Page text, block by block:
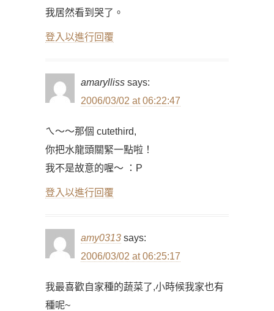
我居然看到哭了。
登入以進行回覆
amarylliss says:
2006/03/02 at 06:22:47
ㄟ～～那個 cutethird,
你把水龍頭關緊一點啦！
我不是故意的喔～ ：P
登入以進行回覆
amy0313 says:
2006/03/02 at 06:25:17
我最喜歡自家種的蔬菜了,小時候我家也有
種呢~